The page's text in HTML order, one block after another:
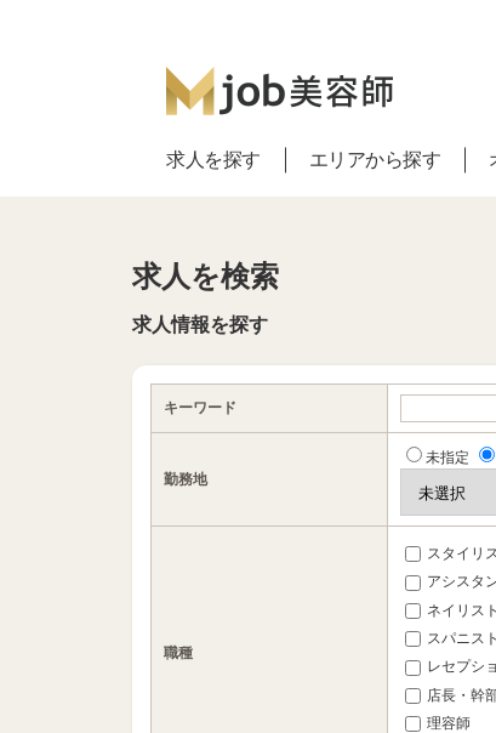
求人を探す エリアから探す
求人を検索
求人情報を探す
キーワード
勤務地
未指定
職種
スタイリ
アシスタ
ネイリスト
スパニスト
レセプシ
店長・幹
理容師